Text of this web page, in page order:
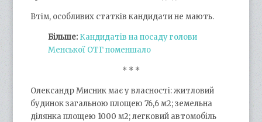
Втім, особливих статків кандидати не мають.
Більше: Кандидатів на посаду голови
Менської ОТГ поменшало
* * *
Олександр Мисник має у власності: житловий
будинок загальною площею 76,6 м2; земельна
ділянка площею 1000 м2; легковий автомобіль